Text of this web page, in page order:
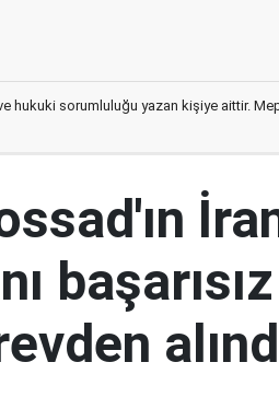
hukuki sorumluluğu yazan kişiye aittir.